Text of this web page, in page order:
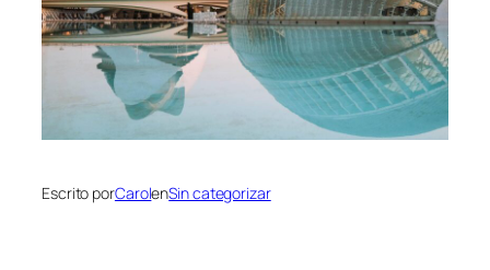
Escrito porCarolenSin categorizar